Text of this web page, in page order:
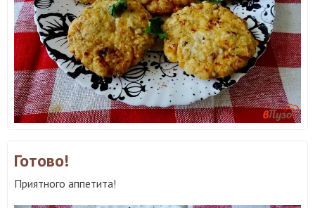
Готово!
Приятного аппетита!